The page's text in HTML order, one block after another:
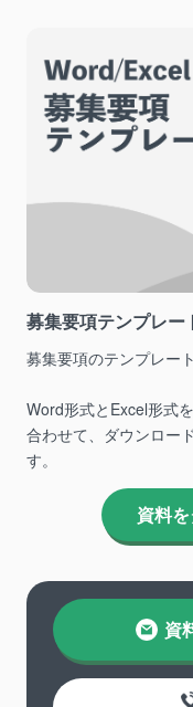
募集要項テンプレ
募集要項のテンプレー
Word形式とExcel形式
合わせて、ダウンロー
す。
資料
資